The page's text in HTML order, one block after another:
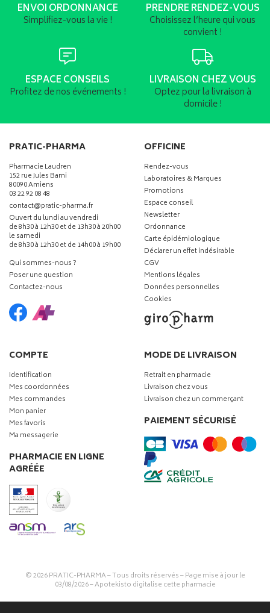
ENVOI ORDONNANCE
Simplifiez-vous la vie !
PRENDRE RENDEZ-VOUS
Choisissez l’heure qui vous
convient !
ESPACE CONSEILS
Profitez de nos événements !
LIVRAISON CHEZ VOUS
Optez pour la livraison à
domicile !
PRATIC-PHARMA
Pharmacie Laudren
152 rue Jules Barni
80090 Amiens
03 22 92 08 48
contact-
@-
pratic-pharma.fr
Ouvert du lundi au vendredi
de 8h30 à 12h30 et de 13h30 à 20h00
le samedi
de 8h30 à 12h30 et de 14h00 à 19h00
Qui sommes-nous ?
Poser une question
Contactez-nous
OFFICINE
Rendez-vous
Laboratoires & Marques
Promotions
Espace conseil
Newsletter
Ordonnance
Carte épidémiologique
Déclarer un effet indésirable
CGV
Mentions légales
Données personnelles
Cookies
COMPTE
Identification
Mes coordonnées
Mes commandes
Mon panier
Mes favoris
Ma messagerie
PHARMACIE EN LIGNE
AGRÉÉE
MODE DE LIVRAISON
Retrait en pharmacie
Livraison chez vous
Livraison chez un commerçant
PAIEMENT SÉCURISÉ
© 2026PRATIC-PHARMA– Tous droits réservés – Page mise à jour le
03/08/2026 –Apotekisto digitalise cette pharmacie